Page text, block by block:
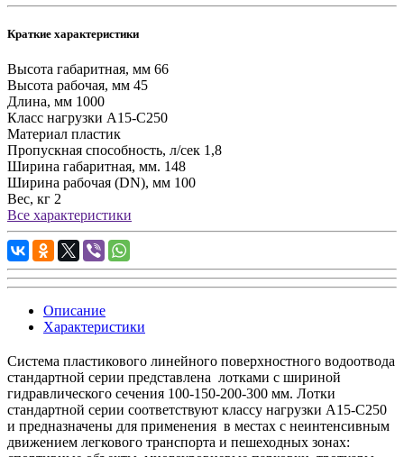
Краткие характеристики
Высота габаритная, мм 66
Высота рабочая, мм 45
Длина, мм 1000
Класс нагрузки А15-С250
Материал пластик
Пропускная способность, л/сек 1,8
Ширина габаритная, мм. 148
Ширина рабочая (DN), мм 100
Вес, кг 2
Все характеристики
Описание
Характеристики
Система пластикового линейного поверхностного водоотвода
стандартной серии представлена лотками с шириной
гидравлического сечения 100-150-200-300 мм. Лотки
стандартной серии соответствуют классу нагрузки А15-С250
и предназначены для применения в местах с неинтенсивным
движением легкового транспорта и пешеходных зонах: